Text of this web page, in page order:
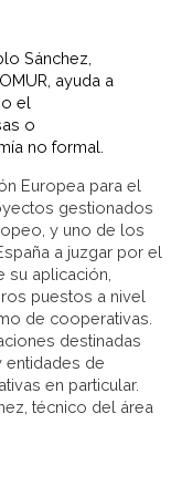
Sánchez,
ayuda a
el
o
no formal.
Europea para el
gestionados
y uno de los
a juzgar por el
su aplicación,
puestos a nivel
de cooperativas.
destinadas
entidades de
en particular.
técnico del área